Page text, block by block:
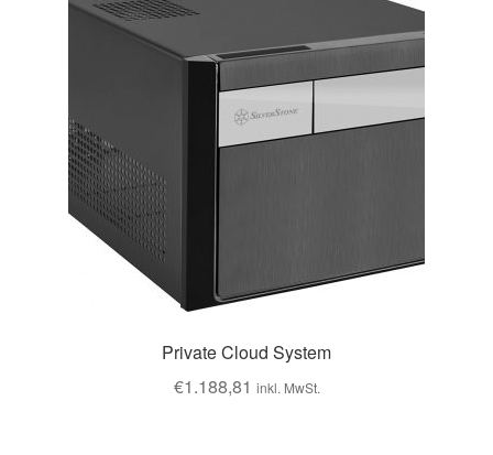
Private Cloud System
€1.188,81 inkl. MwSt.